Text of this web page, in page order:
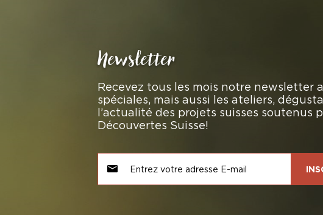
Newsletter
Recevez tous les mois notre newsletter
spéciales, mais aussi les ateliers,
l’actualité des projets suisses soutenus
Découvertes Suisse!